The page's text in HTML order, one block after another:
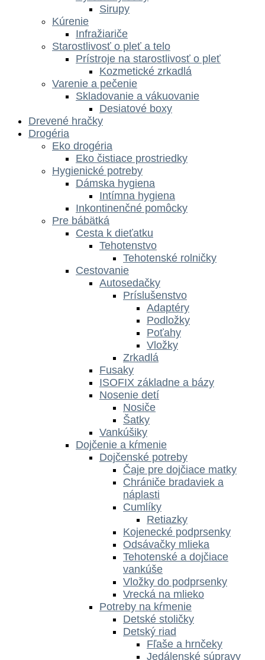
Sirupy
Kúrenie
Infražiariče
Starostlivosť o pleť a telo
Prístroje na starostlivosť o pleť
Kozmetické zrkadlá
Varenie a pečenie
Skladovanie a vákuovanie
Desiatové boxy
Drevené hračky
Drogéria
Eko drogéria
Eko čistiace prostriedky
Hygienické potreby
Dámska hygiena
Intímna hygiena
Inkontinenčné pomôcky
Pre bábätká
Cesta k dieťatku
Tehotenstvo
Tehotenské rolničky
Cestovanie
Autosedačky
Príslušenstvo
Adaptéry
Podložky
Poťahy
Vložky
Zrkadlá
Fusaky
ISOFIX základne a bázy
Nosenie detí
Nosiče
Šatky
Vankúšiky
Dojčenie a kŕmenie
Dojčenské potreby
Čaje pre dojčiace matky
Chrániče bradaviek a
náplasti
Cumlíky
Retiazky
Kojenecké podprsenky
Odsávačky mlieka
Tehotenské a dojčiace
vankúše
Vložky do podprsenky
Vrecká na mlieko
Potreby na kŕmenie
Detské stoličky
Detský riad
Fľaše a hrnčeky
Jedálenské súpravy